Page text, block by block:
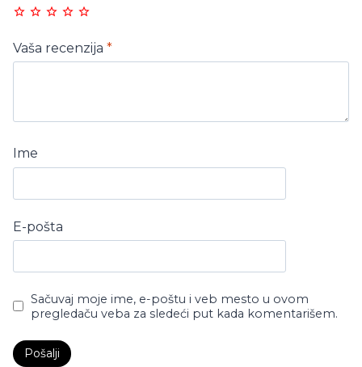
Vaša recenzija *
Ime
E-pošta
Sačuvaj moje ime, e-poštu i veb mesto u ovom
pregledaču veba za sledeći put kada komentarišem.